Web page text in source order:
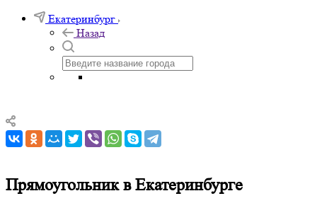
Екатеринбург
Назад
Прямоугольник в Екатеринбурге